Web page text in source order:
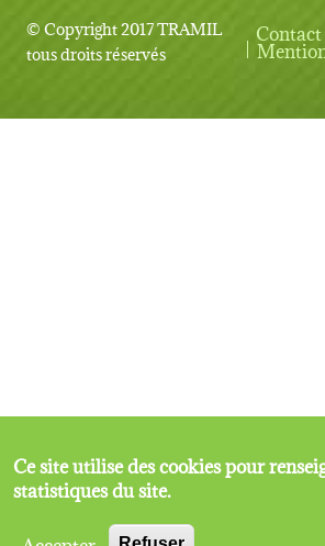
© Copyright 2017 TRAMIL
tous droits réservés
User
Contact
Ce site utilise des cookies pour
statistiques du site.